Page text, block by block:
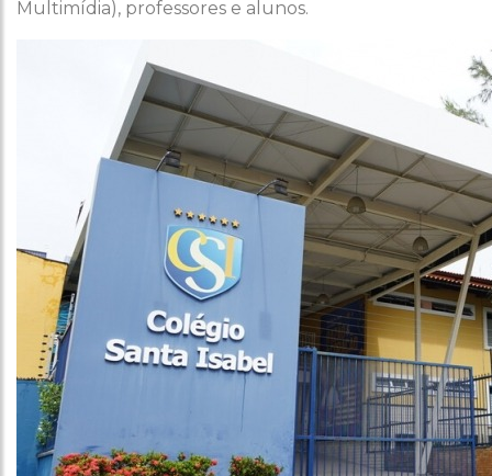
Multimídia), professores e alunos.